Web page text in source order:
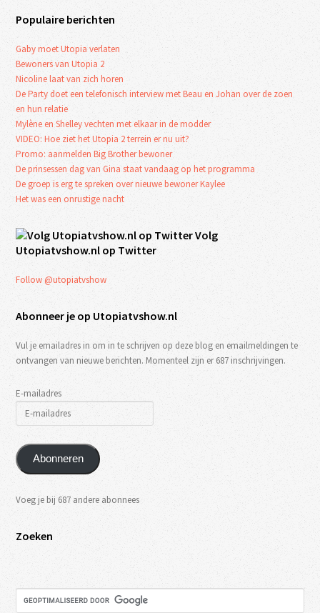
Populaire berichten
Gaby moet Utopia verlaten
Bewoners van Utopia 2
Nicoline laat van zich horen
De Party doet een telefonisch interview met Beau en Johan over de zoen
en hun relatie
Mylène en Shelley vechten met elkaar in de modder
VIDEO: Hoe ziet het Utopia 2 terrein er nu uit?
Promo: aanmelden Big Brother bewoner
De prinsessen dag van Gina staat vandaag op het programma
De groep is erg te spreken over nieuwe bewoner Kaylee
Het was een onrustige nacht
Volg
Utopiatvshow.nl op Twitter
Follow @utopiatvshow
Abonneer je op Utopiatvshow.nl
Vul je emailadres in om in te schrijven op deze blog en emailmeldingen te
ontvangen van nieuwe berichten. Momenteel zijn er 687 inschrijvingen.
E-mailadres
Abonneren
Voeg je bij 687 andere abonnees
Zoeken